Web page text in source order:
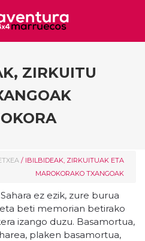
ZIRKUITU
/ IBILBIDEAK, ZIRKUITUAK ETA
MAROKORAKO TXANGOAK
ez ezik, zure burua
beti memorian betirako
izango duzu. Basamortua,
plaken basamortua,